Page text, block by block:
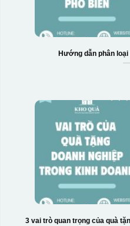
Hướng dẫn phân loại
3 vai trò quan trọng của quà